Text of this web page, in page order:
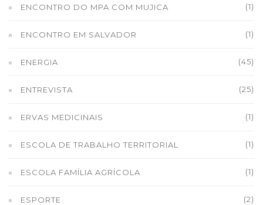
ENCONTRO DO MPA COM MUJICA (1)
ENCONTRO EM SALVADOR (1)
ENERGIA (45)
ENTREVISTA (25)
ERVAS MEDICINAIS (1)
ESCOLA DE TRABALHO TERRITORIAL (1)
ESCOLA FAMÍLIA AGRÍCOLA (1)
ESPORTE (2)